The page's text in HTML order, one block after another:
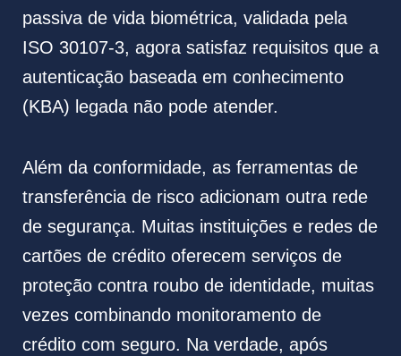
passiva de vida biométrica, validada pela
ISO 30107-3, agora satisfaz requisitos que a
autenticação baseada em conhecimento
(KBA) legada não pode atender.
Além da conformidade, as ferramentas de
transferência de risco adicionam outra rede
de segurança. Muitas instituições e redes de
cartões de crédito oferecem serviços de
proteção contra roubo de identidade, muitas
vezes combinando monitoramento de
crédito com seguro. Na verdade, após